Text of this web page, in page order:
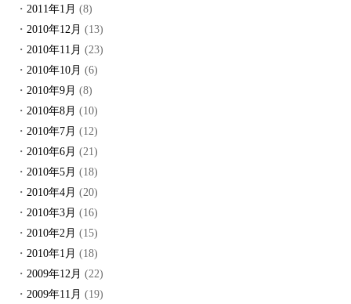
2011年1月 (8)
2010年12月 (13)
2010年11月 (23)
2010年10月 (6)
2010年9月 (8)
2010年8月 (10)
2010年7月 (12)
2010年6月 (21)
2010年5月 (18)
2010年4月 (20)
2010年3月 (16)
2010年2月 (15)
2010年1月 (18)
2009年12月 (22)
2009年11月 (19)